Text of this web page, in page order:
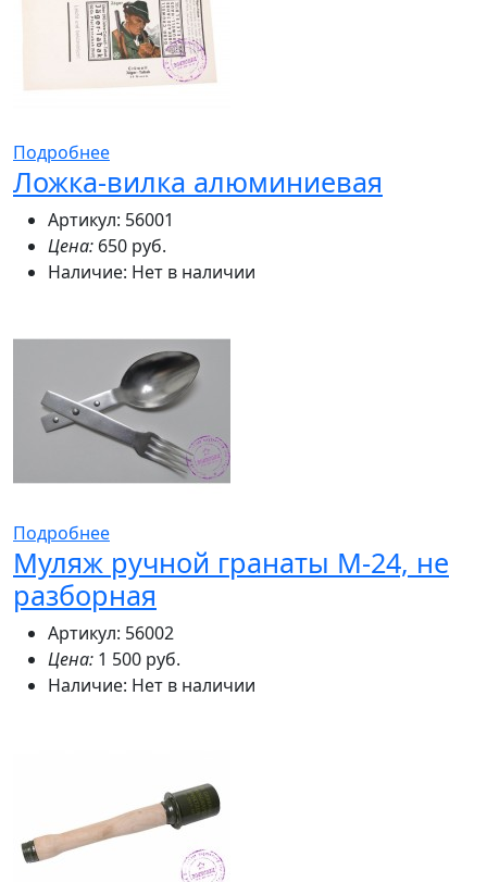
Подробнее
Ложка-вилка алюминиевая
Артикул: 56001
Цена: 650 руб.
Наличие: Нет в наличии
Подробнее
Муляж ручной гранаты М-24, не
разборная
Артикул: 56002
Цена: 1 500 руб.
Наличие: Нет в наличии